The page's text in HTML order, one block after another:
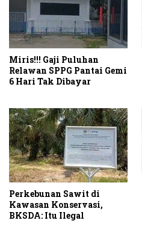
Miris!!! Gaji Puluhan
Relawan SPPG Pantai Gemi
6 Hari Tak Dibayar
Perkebunan Sawit di
Kawasan Konservasi,
BKSDA: Itu Ilegal